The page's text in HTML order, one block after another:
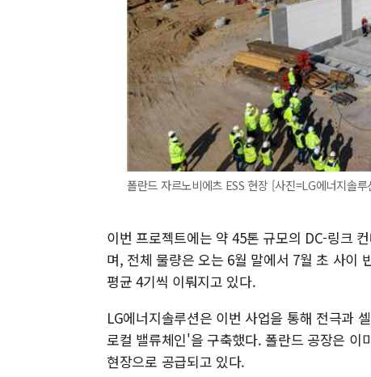
폴란드 자르노비에츠 ESS 현장 [사진=LG에너지솔루
이번 프로젝트에는 약 45톤 규모의 DC-링크
며, 전체 물량은 오는 6월 말에서 7월 초 사이
평균 4기씩 이뤄지고 있다.
LG에너지솔루션은 이번 사업을 통해 전극과
로컬 밸류체인'을 구축했다. 폴란드 공장은 이
현장으로 공급되고 있다.